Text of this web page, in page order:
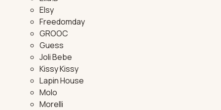
Elsy
Freedomday
GROOC
Guess
Joli Bebe
Kissy Kissy
Lapin House
Molo
Morelli